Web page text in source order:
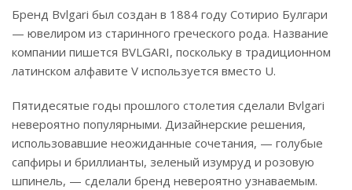
Бренд Bvlgari был создан в 1884 году Сотирио Булгари
— ювелиром из старинного греческого рода. Название
компании пишется BVLGARI, поскольку в традиционном
латинском алфавите V используется вместо U.
Пятидесятые годы прошлого столетия сделали Bvlgari
невероятно популярными. Дизайнерские решения,
использовавшие неожиданные сочетания, — голубые
сапфиры и бриллианты, зеленый изумруд и розовую
шпинель, — сделали бренд невероятно узнаваемым.